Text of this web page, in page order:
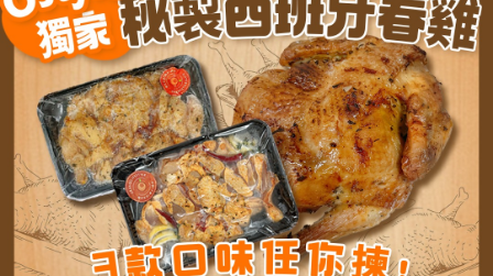
貴州超大碼無琉竹笙
5A（250克/包）
468.0
特價
非遺醬油純手工臘腸（500
克/包）
MOP 168.0
MOP142.0